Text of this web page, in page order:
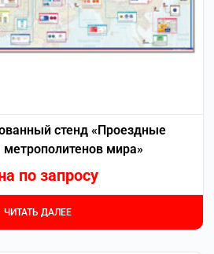
стенд «Проездные
мира»
по запросу
ЧИТАТЬ ДАЛЕЕ